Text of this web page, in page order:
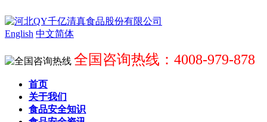
English 中文简体
全国咨询热线：4008-979-878
首页
关于我们
食品安全知识